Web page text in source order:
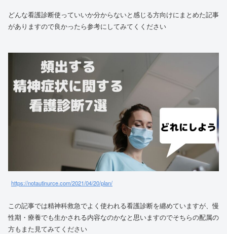
どんな看護診断使っていいか分からないと感じる方向けにまとめた記事
がありますので良かったら参考にしてみてくください
https://notautinurce.com/2021/04/20/plan/
この記事では精神科救急でよく使われる看護診断を纏めていますが、慢
性期・療養でも生かされる内容なのかなと思いますのでそちらの配属の
方もまた見てみてください